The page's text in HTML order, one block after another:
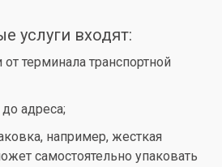
услуги входят:
терминала транспортной
адреса;
например, жесткая
самостоятельно упаковать